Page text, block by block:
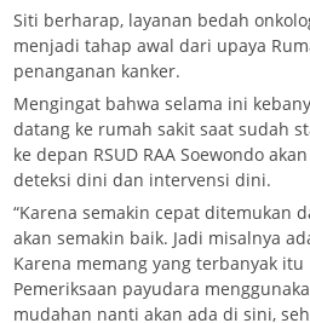
Siti berharap, layanan bedah
menjadi tahap awal dari upaya
penanganan kanker.
Mengingat bahwa selama ini
datang ke rumah sakit saat sudah
ke depan RSUD RAA Soewondo
deteksi dini dan intervensi dini.
“Karena semakin cepat ditemukan
akan semakin baik. Jadi misalnya
Karena memang yang terbanyak
Pemeriksaan payudara
mudahan nanti akan ada di sini,